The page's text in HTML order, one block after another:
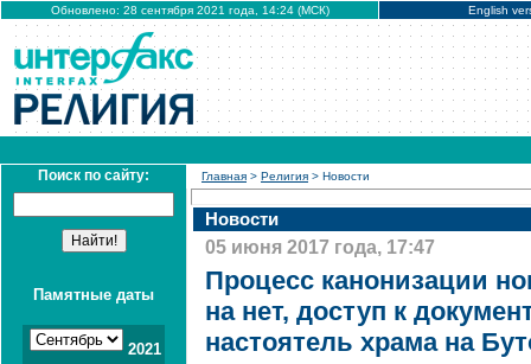
Обновлено: 28 сентября 2021 года, 14:24 (МСК) English
Поиск по сайту:
Памятные даты
2021
Главная > Религия > Новости
Новости
05 июня 2017 года, 17:47
Процесс канонизации
на нет, доступ к
настоятель храма на